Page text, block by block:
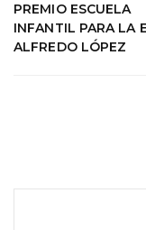
PREMIO ESCUELA
INFANTIL PARA LA
ALFREDO LÓPEZ